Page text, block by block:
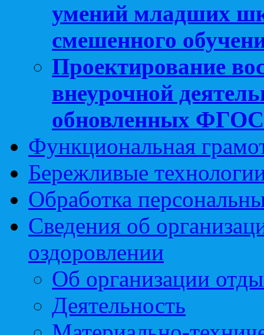
умений младших
смешенного
Проектирование
внеурочной
обновленных
Функциональная
Бережливые
Обработка
Сведения об
оздоровлении
Об организации
Деятельность